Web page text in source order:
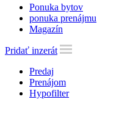
Ponuka bytov
ponuka prenájmu
Magazín
Pridať inzerát
Predaj
Prenájom
Hypofilter